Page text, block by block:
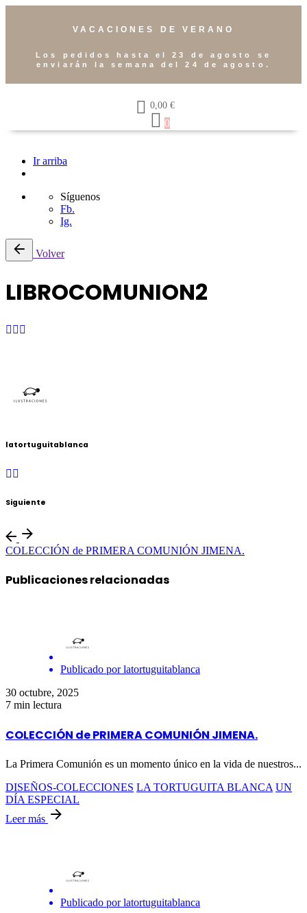
VACACIONES DE VERANO
Los pedidos hasta el 23 de agosto se
enviarán la semana del 24 de agosto.
0,00 €
0
Ir arriba
Síguenos
Fb.
Ig.
Volver
LIBROCOMUNION2
latortuguitablanca
Siguiente
COLECCIÓN de PRIMERA COMUNIÓN JIMENA.
Publicaciones relacionadas
Publicado por latortuguitablanca
30 octubre, 2025
7 min lectura
COLECCIÓN de PRIMERA COMUNIÓN JIMENA.
La Primera Comunión es un momento único en la vida de nuestros...
DISEÑOS-COLECCIONES LA TORTUGUITA BLANCA UN
DÍA ESPECIAL
Leer más
Publicado por latortuguitablanca